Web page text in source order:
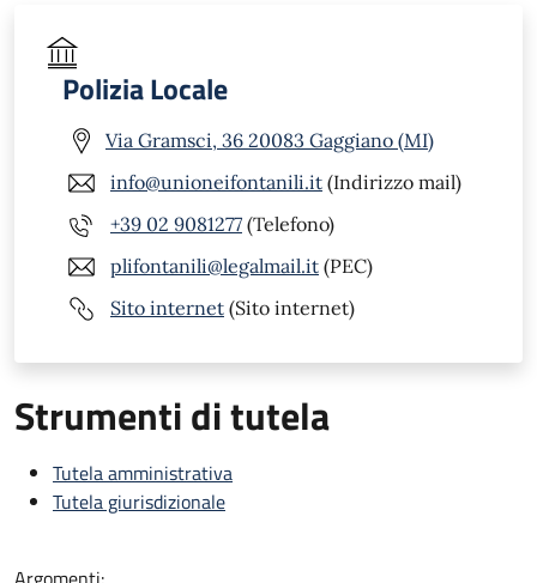
Polizia Locale
Via Gramsci, 36 20083 Gaggiano (MI)
info@unioneifontanili.it (Indirizzo mail)
+39 02 9081277 (Telefono)
plifontanili@legalmail.it (PEC)
Sito internet (Sito internet)
Strumenti di tutela
Tutela amministrativa
Tutela giurisdizionale